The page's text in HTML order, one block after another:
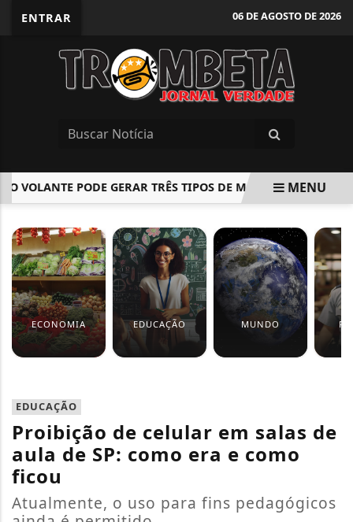
ENTRAR 06 DE AGOSTO DE 2026
PODE GERAR TRÊS TIPOS DE MULTA; ENTENDA
MENU
ECONOMIA EDUCAÇÃO MUNDO
EDUCAÇÃO
Proibição de celular em salas de
aula de SP: como era e como
ficou
Atualmente, o uso para fins pedagógicos